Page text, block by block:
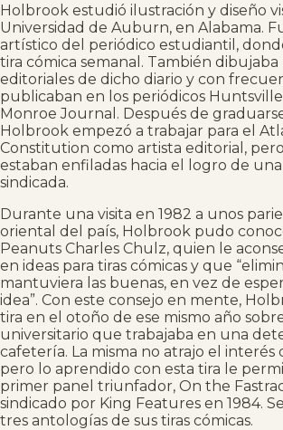
Holbrook estudió ilustración y diseño
Universidad de Auburn, en Alabama.
artístico del periódico estudiantil,
tira cómica semanal. También dibujaba
editoriales de dicho diario y con
publicaban en los periódicos Huntsville
Monroe Journal. Después de
Holbrook empezó a trabajar para el
Constitution como artista editorial,
estaban enfiladas hacia el logro de
sindicada.
Durante una visita en 1982 a unos
oriental del país, Holbrook pudo
Peanuts Charles Chulz, quien le
en ideas para tiras cómicas y que
mantuviera las buenas, en vez de
idea”. Con este consejo en mente,
tira en el otoño de ese mismo año
universitario que trabajaba en una
cafetería. La misma no atrajo el interés
pero lo aprendido con esta tira le
primer panel triunfador, On the
sindicado por King Features en 1984.
tres antologías de sus tiras cómicas.